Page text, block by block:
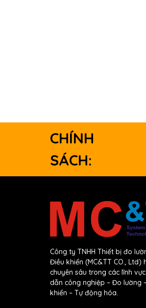
CHÍNH
SÁCH:
Công ty TNHH Thiết bị đo
Điều khiển (MC&TT CO., Ltd)
chuyên sâu trong các lĩnh
dẫn công nghiệp – Đo lường
khiển – Tự động hóa.